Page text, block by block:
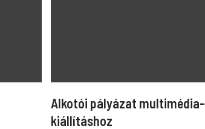
Alkotói pályázat multimédia-
kiállításhoz